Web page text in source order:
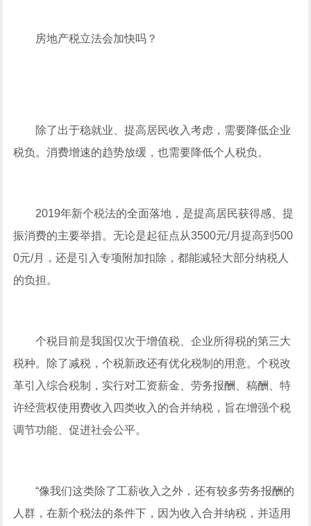
房地产税立法会加快吗？
除了出于稳就业、提高居民收入考虑，需要降低企业
税负。消费增速的趋势放缓，也需要降低个人税负。
2019年新个税法的全面落地，是提高居民获得感、提
振消费的主要举措。无论是起征点从3500元/月提高到500
0元/月，还是引入专项附加扣除，都能减轻大部分纳税人
的负担。
个税目前是我国仅次于增值税、企业所得税的第三大
税种。除了减税，个税新政还有优化税制的用意。个税改
革引入综合税制，实行对工资薪金、劳务报酬、稿酬、特
许经营权使用费收入四类收入的合并纳税，旨在增强个税
调节功能、促进社会公平。
“像我们这类除了工薪收入之外，还有较多劳务报酬的
人群，在新个税法的条件下，因为收入合并纳税，并适用